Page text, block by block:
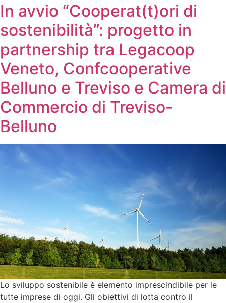
In avvio “Cooperat(t)ori di
sostenibilità”: progetto in
partnership tra Legacoop
Veneto, Confcooperative
Belluno e Treviso e Camera di
Commercio di Treviso-
Belluno
Lo sviluppo sostenibile è elemento imprescindibile per le
tutte imprese di oggi. Gli obiettivi di lotta contro il